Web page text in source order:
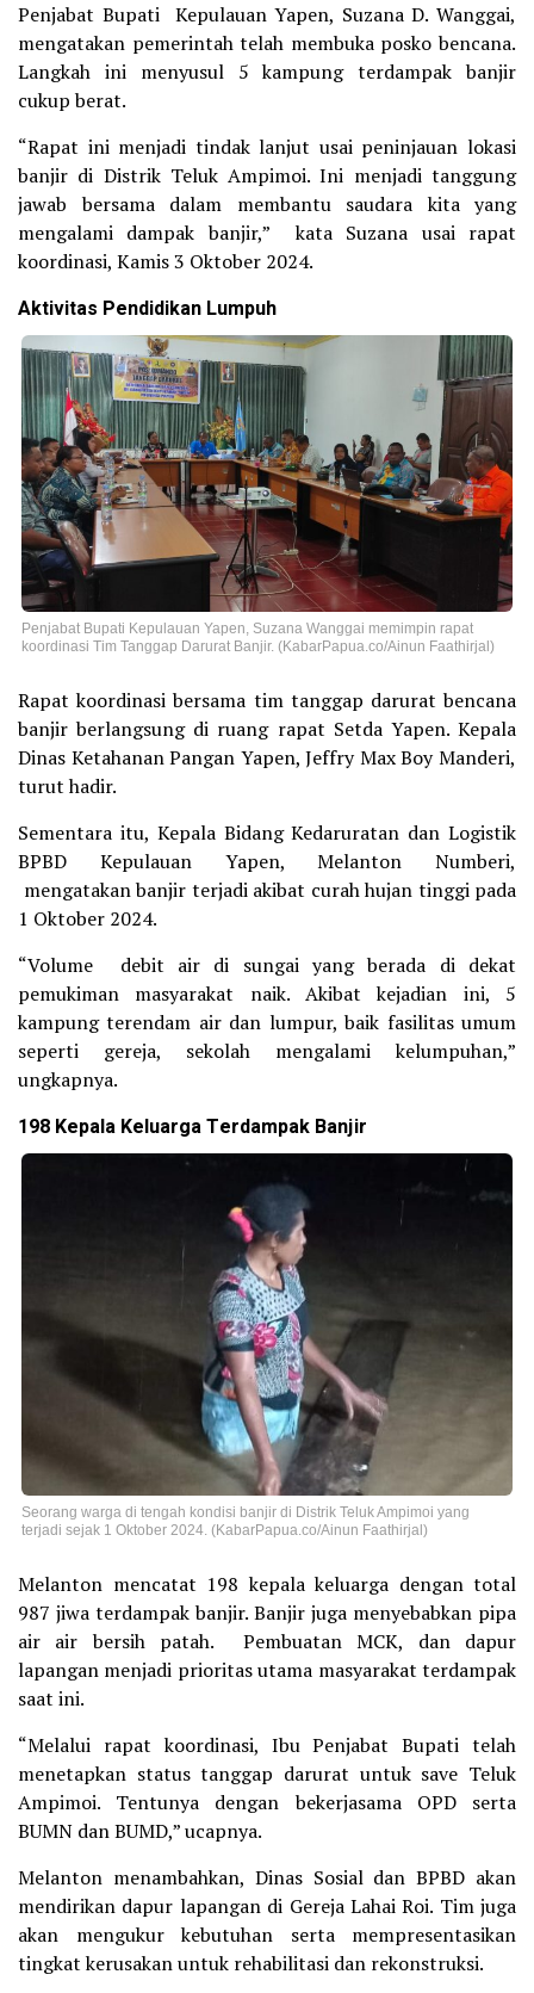
Penjabat Bupati Kepulauan Yapen, Suzana D. Wanggai,
mengatakan pemerintah telah membuka posko bencana.
Langkah ini menyusul 5 kampung terdampak banjir
cukup berat.
“Rapat ini menjadi tindak lanjut usai peninjauan lokasi
banjir di Distrik Teluk Ampimoi. Ini menjadi tanggung
jawab bersama dalam membantu saudara kita yang
mengalami dampak banjir,” kata Suzana usai rapat
koordinasi, Kamis 3 Oktober 2024.
Aktivitas Pendidikan Lumpuh
Penjabat Bupati Kepulauan Yapen, Suzana Wanggai memimpin rapat
koordinasi Tim Tanggap Darurat Banjir. (KabarPapua.co/Ainun Faathirjal)
Rapat koordinasi bersama tim tanggap darurat bencana
banjir berlangsung di ruang rapat Setda Yapen. Kepala
Dinas Ketahanan Pangan Yapen, Jeffry Max Boy Manderi,
turut hadir.
Sementara itu, Kepala Bidang Kedaruratan dan Logistik
BPBD Kepulauan Yapen, Melanton Numberi,
mengatakan banjir terjadi akibat curah hujan tinggi pada
1 Oktober 2024.
“Volume debit air di sungai yang berada di dekat
pemukiman masyarakat naik. Akibat kejadian ini, 5
kampung terendam air dan lumpur, baik fasilitas umum
seperti gereja, sekolah mengalami kelumpuhan,”
ungkapnya.
198 Kepala Keluarga Terdampak Banjir
Seorang warga di tengah kondisi banjir di Distrik Teluk Ampimoi yang
terjadi sejak 1 Oktober 2024. (KabarPapua.co/Ainun Faathirjal)
Melanton mencatat 198 kepala keluarga dengan total
987 jiwa terdampak banjir. Banjir juga menyebabkan pipa
air air bersih patah. Pembuatan MCK, dan dapur
lapangan menjadi prioritas utama masyarakat terdampak
saat ini.
“Melalui rapat koordinasi, Ibu Penjabat Bupati telah
menetapkan status tanggap darurat untuk save Teluk
Ampimoi. Tentunya dengan bekerjasama OPD serta
BUMN dan BUMD,” ucapnya.
Melanton menambahkan, Dinas Sosial dan BPBD akan
mendirikan dapur lapangan di Gereja Lahai Roi. Tim juga
akan mengukur kebutuhan serta mempresentasikan
tingkat kerusakan untuk rehabilitasi dan rekonstruksi.